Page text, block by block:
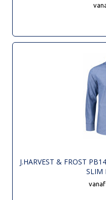
J.HARVEST & FROST
SLIM
vanaf